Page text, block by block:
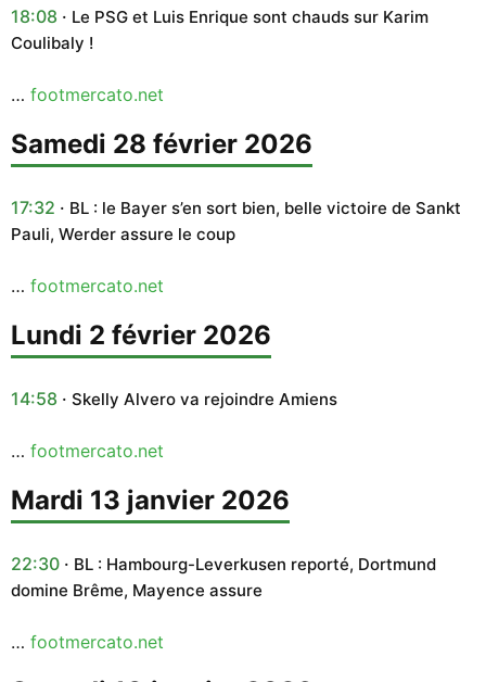
18:08
Le PSG et Luis Enrique sont chauds sur Karim
Coulibaly !
… footmercato.net
samedi 28 février 2026
17:32
BL : le Bayer s’en sort bien, belle victoire de Sankt
Pauli, Werder assure le coup
… footmercato.net
lundi 2 février 2026
14:58 Skelly Alvero va rejoindre Amiens
… footmercato.net
mardi 13 janvier 2026
22:30
BL : Hambourg-Leverkusen reporté, Dortmund
domine Brême, Mayence assure
… footmercato.net